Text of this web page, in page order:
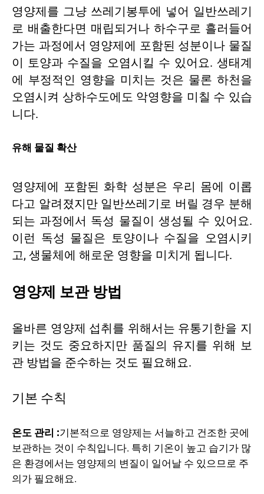
영양제를 그냥 쓰레기봉투에 넣어 일반쓰레기
로 배출한다면 매립되거나 하수구로 흘러들어
가는 과정에서 영양제에 포함된 성분이나 물질
이 토양과 수질을 오염시킬 수 있어요. 생태계
에 부정적인 영향을 미치는 것은 물론 하천을
오염시켜 상하수도에도 악영향을 미칠 수 있습
니다.
유해 물질 확산
영양제에 포함된 화학 성분은 우리 몸에 이롭
다고 알려졌지만 일반쓰레기로 버릴 경우 분해
되는 과정에서 독성 물질이 생성될 수 있어요.
이런 독성 물질은 토양이나 수질을 오염시키
고, 생물체에 해로운 영향을 미치게 됩니다.
영양제 보관 방법
올바른 영양제 섭취를 위해서는 유통기한을 지
키는 것도 중요하지만 품질의 유지를 위해 보
관 방법을 준수하는 것도 필요해요.
기본 수칙
온도 관리 :기본적으로 영양제는 서늘하고 건조한 곳에
보관하는 것이 수칙입니다. 특히 기온이 높고 습기가 많
은 환경에서는 영양제의 변질이 일어날 수 있으므로 주
의가 필요해요.